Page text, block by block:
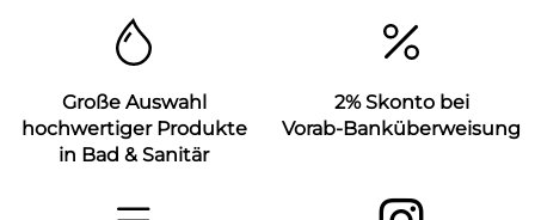
Große Auswahl
hochwertiger Produkte
in Bad & Sanitär
2% Skonto bei
Vorab-Banküberweisung